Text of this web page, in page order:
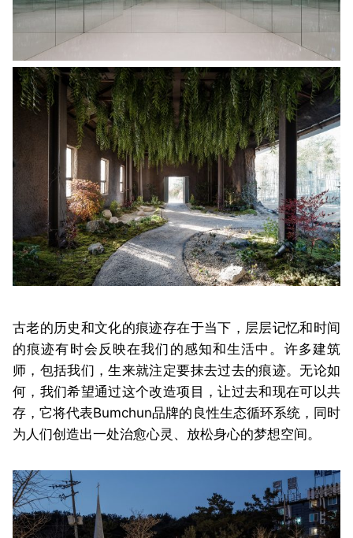
古老的历史和文化的痕迹存在于当下，层层记忆和时间
的痕迹有时会反映在我们的感知和生活中。许多建筑
师，包括我们，生来就注定要抹去过去的痕迹。无论如
何，我们希望通过这个改造项目，让过去和现在可以共
存，它将代表Bumchun品牌的良性生态循环系统，同时
为人们创造出一处治愈心灵、放松身心的梦想空间。